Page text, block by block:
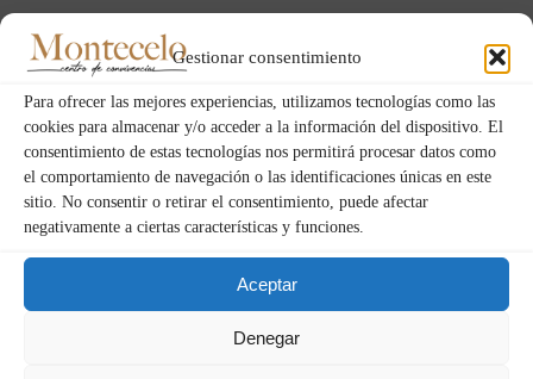
Gestionar consentimiento
Para ofrecer las mejores experiencias, utilizamos tecnologías como las
cookies para almacenar y/o acceder a la información del dispositivo. El
consentimiento de estas tecnologías nos permitirá procesar datos como
el comportamiento de navegación o las identificaciones únicas en este
sitio. No consentir o retirar el consentimiento, puede afectar
negativamente a ciertas características y funciones.
Aceptar
Denegar
2023
JUE
02 05
Event Details
Fechas y horas
02/03/202321:00-05/03/202318:30 (GMT+01:00)